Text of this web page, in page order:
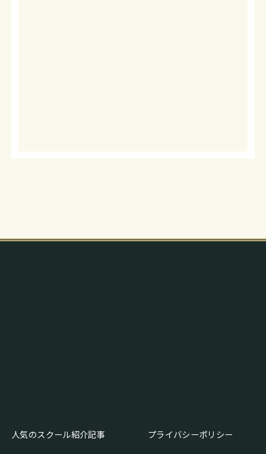
人気のスクール紹介記事 プライバシーポリシー